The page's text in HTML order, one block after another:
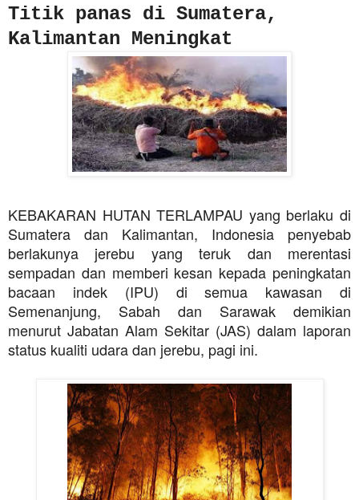
Titik panas di Sumatera,
Kalimantan Meningkat
KEBAKARAN HUTAN TERLAMPAU yang berlaku di
Sumatera dan Kalimantan, Indonesia penyebab
berlakunya jerebu yang teruk dan merentasi
sempadan dan memberi kesan kepada peningkatan
bacaan indek (IPU) di semua kawasan di
Semenanjung, Sabah dan Sarawak demikian
menurut Jabatan Alam Sekitar (JAS) dalam laporan
status kualiti udara dan jerebu, pagi ini.